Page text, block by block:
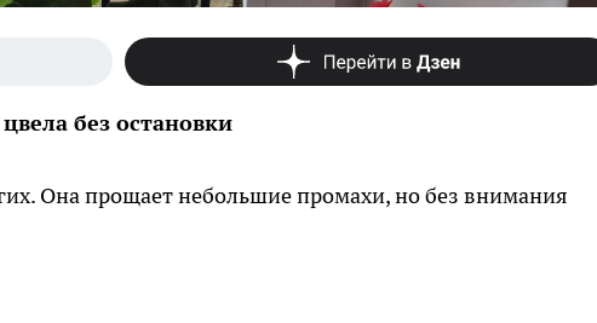
без остановки
Она прощает небольшие промахи, но без внимания